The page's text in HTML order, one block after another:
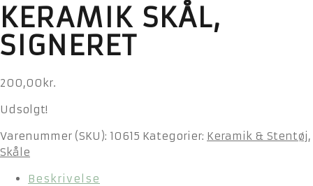
KERAMIK SKÅL,
SIGNERET
200,00 kr.
Udsolgt!
Varenummer (SKU): 10615 Kategorier: Keramik & Stentøj,
Skåle
Beskrivelse